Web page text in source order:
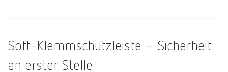
Soft-Klemmschutzleiste – Sicherheit
an erster Stelle